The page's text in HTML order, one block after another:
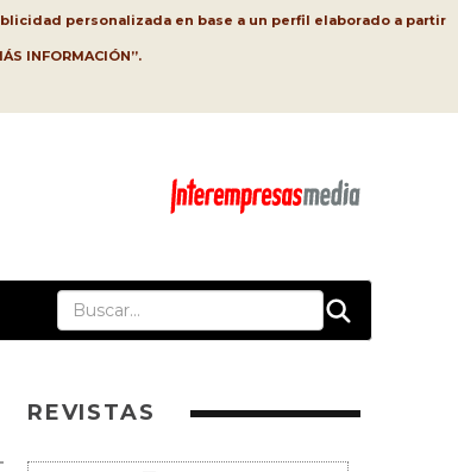
personalizada en base a un perfil elaborado a partir
INFORMACIÓN”.
REVISTAS